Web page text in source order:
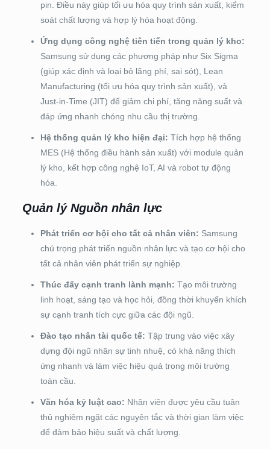
pin. Điều này giúp tối ưu hóa quy trình sản xuất, kiểm
soát chất lượng và hợp lý hóa hoạt động.
Ứng dụng công nghệ tiên tiến trong quản lý kho:
Samsung sử dụng các phương pháp như Six Sigma
(giúp xác định và loại bỏ lãng phí, sai sót), Lean
Manufacturing (tối ưu hóa quy trình sản xuất), và
Just-in-Time (JIT) để giảm chi phí, tăng năng suất và
đáp ứng nhanh chóng nhu cầu thị trường.
Hệ thống quản lý kho hiện đại: Tích hợp hệ thống
MES (Hệ thống điều hành sản xuất) với module quản
lý kho, kết hợp công nghệ IoT, AI và robot tự động
hóa.
Quản lý Nguồn nhân lực
Phát triển cơ hội cho tất cả nhân viên: Samsung
chú trọng phát triển nguồn nhân lực và tạo cơ hội cho
tất cả nhân viên phát triển sự nghiệp.
Thúc đẩy cạnh tranh lành mạnh: Tạo môi trường
linh hoạt, sáng tạo và học hỏi, đồng thời khuyến khích
sự cạnh tranh tích cực giữa các đội ngũ.
Đào tạo nhân tài quốc tế: Tập trung vào việc xây
dựng đội ngũ nhân sự tinh nhuệ, có khả năng thích
ứng nhanh và làm việc hiệu quả trong môi trường
toàn cầu.
Văn hóa kỷ luật cao: Nhân viên được yêu cầu tuân
thủ nghiêm ngặt các nguyên tắc và thời gian làm việc
để đảm bảo hiệu suất và chất lượng.